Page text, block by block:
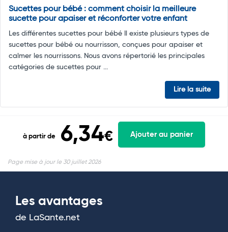
Sucettes pour bébé : comment choisir la meilleure
sucette pour apaiser et réconforter votre enfant
Les différentes sucettes pour bébé Il existe plusieurs types de
sucettes pour bébé ou nourrisson, conçues pour apaiser et
calmer les nourrissons. Nous avons répertorié les principales
catégories de sucettes pour ...
Lire la suite
à partir de 6,34€ Ajouter au panier
Page mise à jour le 30 juillet 2026
Les avantages
de LaSante.net